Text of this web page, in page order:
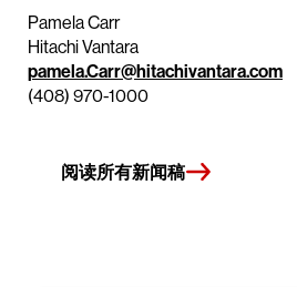
Pamela Carr
Hitachi Vantara
pamela.Carr@hitachivantara.com
(408) 970-1000
阅读所有新闻稿